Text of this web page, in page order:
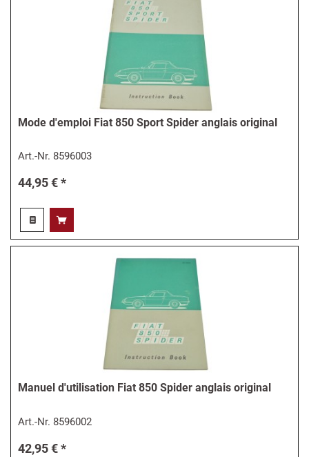
Mode d'emploi Fiat 850 Sport Spider anglais original
Art.-Nr. 8596003
44,95 € *
Manuel d'utilisation Fiat 850 Spider anglais original
Art.-Nr. 8596002
42,95 € *